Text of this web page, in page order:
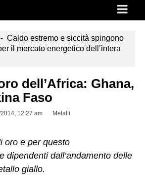
Caldo estremo e siccità spingono
il mercato energetico dell’intera
dell’Africa: Ghana,
Faso
12:27 am Metalli
oro e per questo
dipendenti dall’andamento delle
giallo.